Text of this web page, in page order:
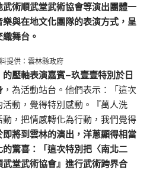
術順武堂武術協會等演出團體一
與在地文化團隊的表演方式，呈
舞台。
提供：雲林縣政府
壓軸表演嘉賓–玖壹壹特別於日
，為活動站台。他們表示：「這次
動，覺得特別感動。『萬人洗
，把情感轉化為行動，我們覺得
即將到雲林的演出，洋蔥顯得相當
驚喜：「這次特別把〈南北二
堂武術協會』進行武術跨界合